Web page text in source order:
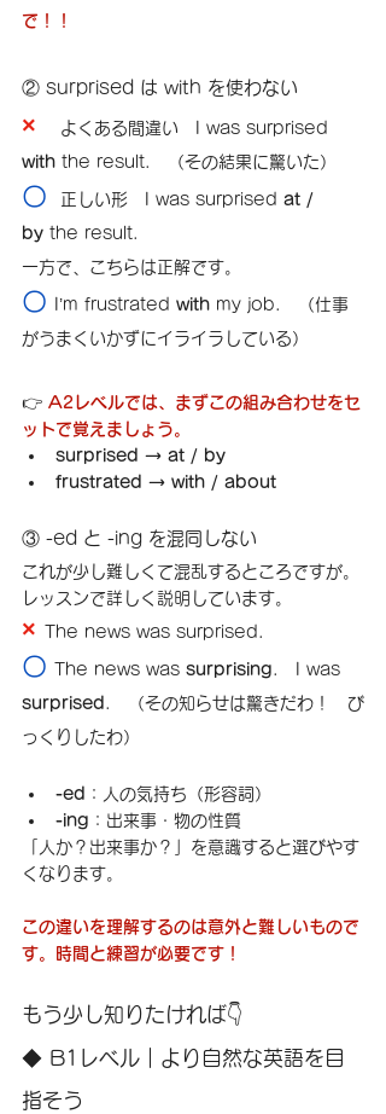
で！！
② surprised は with を使わない
×
よくある間違い　I was surprised
with the result.　（その結果に驚いた）
〇 正しい形　I was surprised at /
by the result.
一方で、こちらは正解です。
〇 I’m frustrated with my job.　（仕事
がうまくいかずにイライラしている）
👉 A2レベルでは、まずこの組み合わせをセ
ットで覚えましょう。
surprised → at / by
frustrated → with / about
③ -ed と -ing を混同しない
これが少し難しくて混乱するところですが。
レッスンで詳しく説明しています。
× The news was surprised.
〇 The news was surprising.　I was
surprised .　（その知らせは驚きだわ！　び
っくりしたわ）
-ed ：人の気持ち（形容詞）
-ing ：出来事・物の性質
「人か？出来事か？」を意識すると選びやす
くなります。
この違いを理解するのは意外と難しいもので
す。時間と練習が必要です！
もう少し知りたければ👇
◆ B1レベル｜より自然な英語を目
指そう